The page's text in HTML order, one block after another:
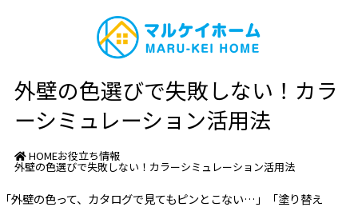
外壁の色選びで失敗しない！カラ
ーシミュレーション活用法
HOMEお役立ち情報
外壁の色選びで失敗しない！カラーシミュレーション活用法
「外壁の色って、カタログで見てもピンとこない…」「塗り替え